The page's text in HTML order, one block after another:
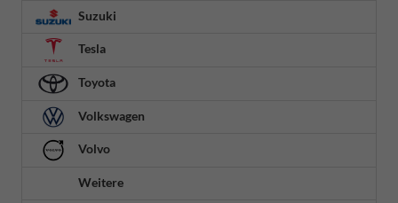
Suzuki
Tesla
Toyota
Volkswagen
Volvo
Weitere